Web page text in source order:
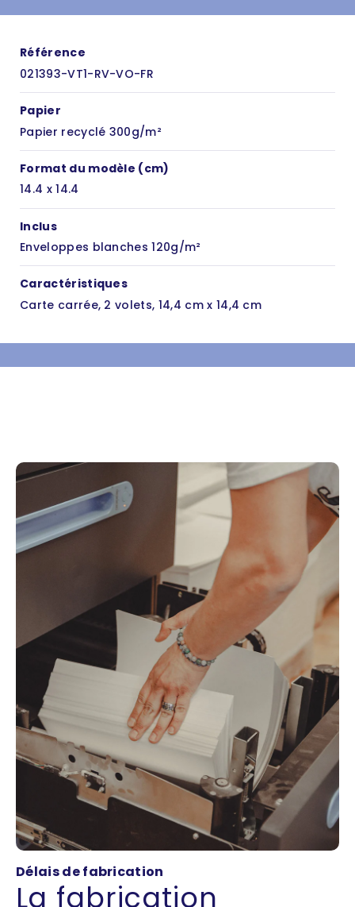
Référence
021393-VT1-RV-VO-FR
Papier
Papier recyclé 300g/m²
Format du modèle (cm)
14.4 x 14.4
Inclus
Enveloppes blanches 120g/m²
Caractéristiques
Carte carrée, 2 volets, 14,4 cm x 14,4 cm
Délais de fabrication
La fabrication